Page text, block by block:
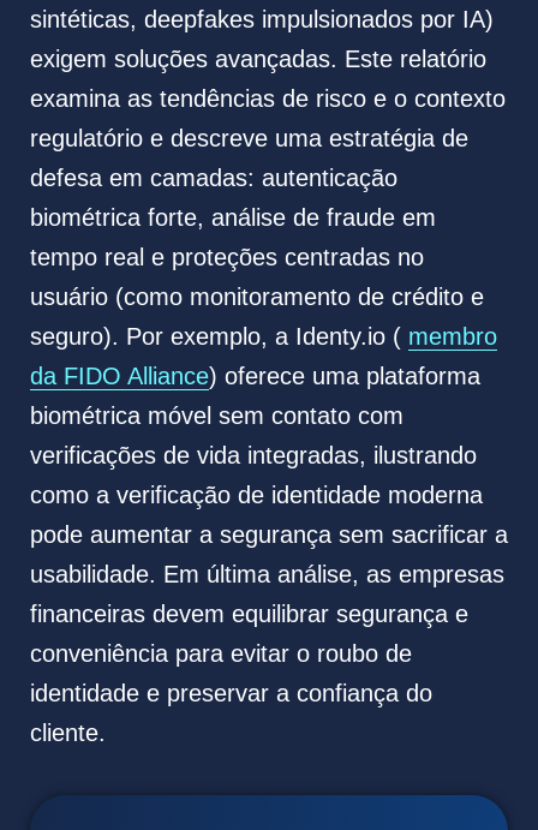
sintéticas, deepfakes impulsionados por IA)
exigem soluções avançadas. Este relatório
examina as tendências de risco e o contexto
regulatório e descreve uma estratégia de
defesa em camadas: autenticação
biométrica forte, análise de fraude em
tempo real e proteções centradas no
usuário (como monitoramento de crédito e
seguro). Por exemplo, a Identy.io ( membro
da FIDO Alliance) oferece uma plataforma
biométrica móvel sem contato com
verificações de vida integradas, ilustrando
como a verificação de identidade moderna
pode aumentar a segurança sem sacrificar a
usabilidade. Em última análise, as empresas
financeiras devem equilibrar segurança e
conveniência para evitar o roubo de
identidade e preservar a confiança do
cliente.